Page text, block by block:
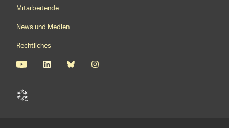
Mitarbeitende
News und Medien
Rechtliches